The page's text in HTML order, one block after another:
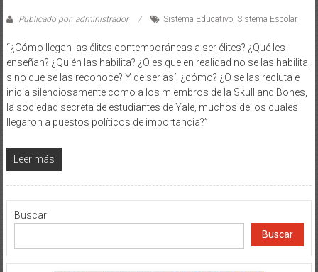
Publicado por: administrador Sistema Educativo, Sistema Escolar
“¿Cómo llegan las élites contemporáneas a ser élites? ¿Qué les
enseñan? ¿Quién las habilita? ¿O es que en realidad no se las habilita,
sino que se las reconoce? Y de ser así, ¿cómo? ¿O se las recluta e
inicia silenciosamente como a los miembros de la Skull and Bones,
la sociedad secreta de estudiantes de Yale, muchos de los cuales
llegaron a puestos políticos de importancia?”
Leer más
Buscar
Buscar